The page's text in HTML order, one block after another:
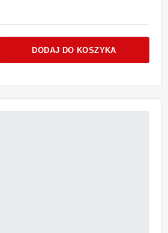
DODAJ DO KOSZYKA